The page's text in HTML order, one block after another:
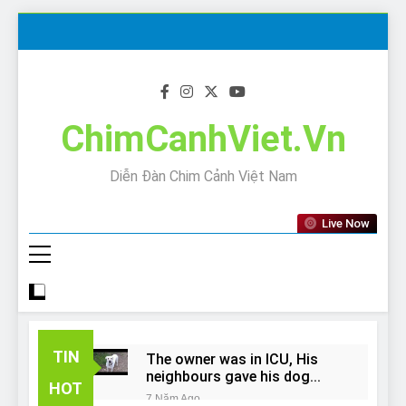
ChimCanhViet.Vn
Diễn Đàn Chim Cảnh Việt Nam
Live Now
TIN
HOT
The owner was in ICU, His
neighbours gave his dog
away!
7 Năm Ago